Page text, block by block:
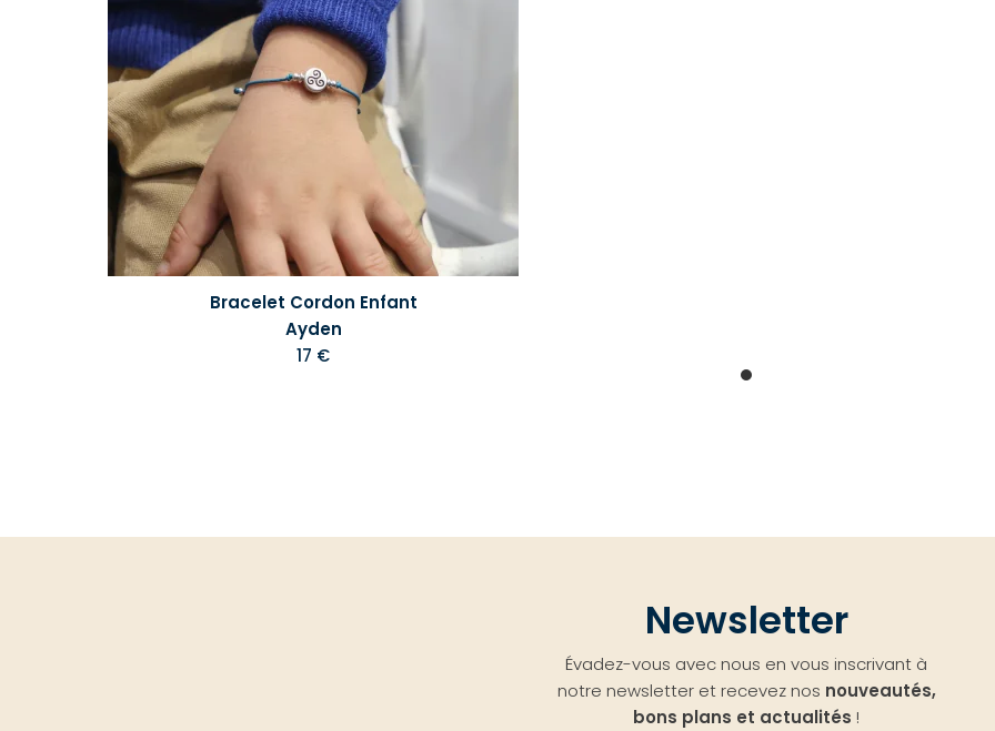
Bracelet Cordon Enfant
Ayden
17 €
Newsletter
Évadez-vous avec nous en vous inscrivant à
notre newsletter et recevez nos nouveautés,
bons plans et actualités !